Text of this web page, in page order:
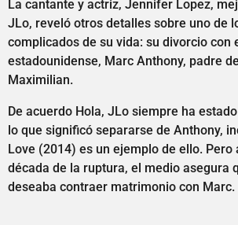
La cantante y actriz, Jennifer Lopez,
JLo, reveló otros detalles sobre uno de
complicados de su vida: su divorcio con
estadounidense, Marc Anthony, padre
Maximilian.
De acuerdo Hola, JLo siempre ha
lo que significó separarse de Anthony,
Love (2014) es un ejemplo de ello. Pero
década de la ruptura, el medio asegura
deseaba contraer matrimonio con Marc.